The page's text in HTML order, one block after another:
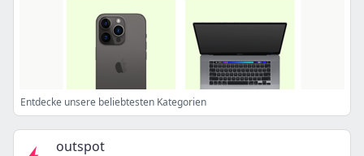
Entdecke unsere beliebtesten Kategorien
outspot